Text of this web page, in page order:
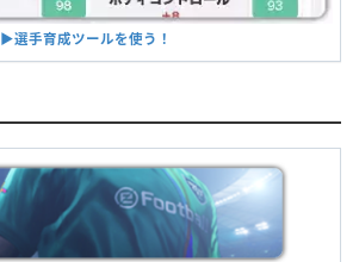
▶︎選手育成ツールを使う！